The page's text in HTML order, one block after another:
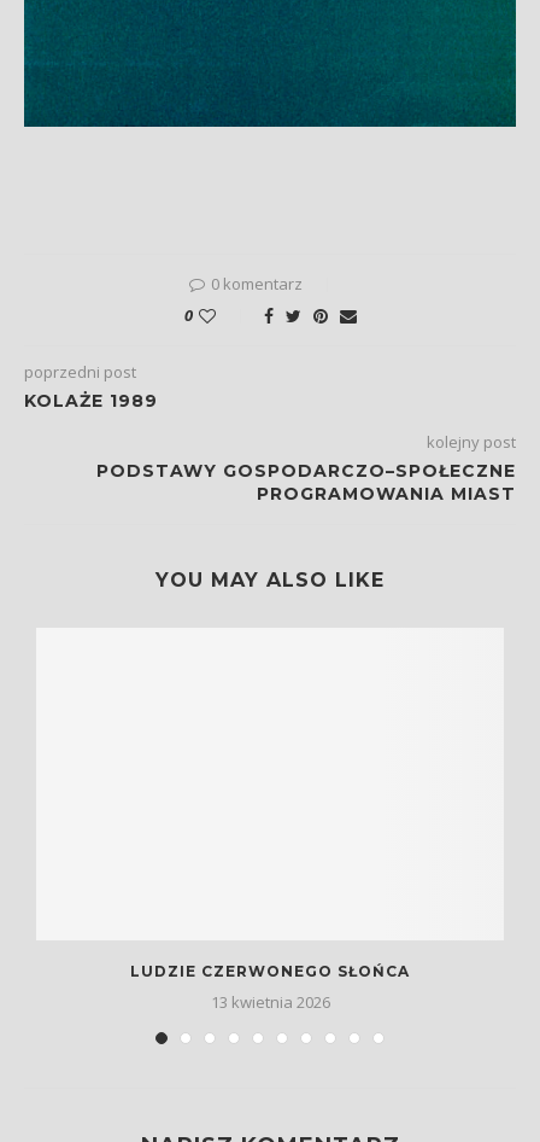
0 komentarz
0
poprzedni post
KOLAŻE 1989
kolejny post
PODSTAWY GOSPODARCZO–SPOŁECZNE
PROGRAMOWANIA MIAST
YOU MAY ALSO LIKE
LUDZIE CZERWONEGO SŁOŃCA
13 kwietnia 2026